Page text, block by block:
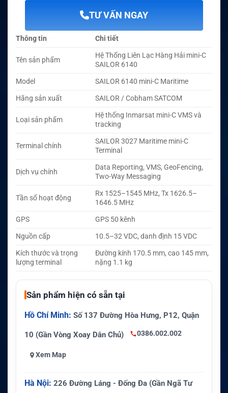
TƯ VẤN NGAY
Thông tin Chi tiết
Tên sản phẩm
Hệ Thống Liên Lạc Hàng Hải mini-C
SAILOR 6140
Model
SAILOR 6140 mini-C Maritime
Hãng sản xuất
SAILOR / Cobham SATCOM
Loại sản phẩm
Hệ thống Inmarsat mini-C VMS và
tracking
Terminal chính
SAILOR 3027 Maritime mini-C
Terminal
Dịch vụ chính
Data Reporting, VMS, GeoFencing,
Two-Way Messaging
Tần số hoạt động
Rx 1525–1545 MHz, Tx 1626.5–
1646.5 MHz
GPS
GPS 50 kênh
Nguồn cấp
10.5–32 VDC, danh định 15 VDC
Kích thước và trọng
lượng terminal
Đường kính 170.5 mm, cao 145 mm,
nặng 1.1 kg
Sản phẩm hiện có sẵn tại
Hồ Chí Minh: Số 137 Đường Hòa Hưng, P12, Quận
10 (Gần Vòng Xoay Dân Chủ) 0386.002.002
Xem Map
Hà Nội: 226 Đường Láng - Đống Đa (Gần Ngã Tư